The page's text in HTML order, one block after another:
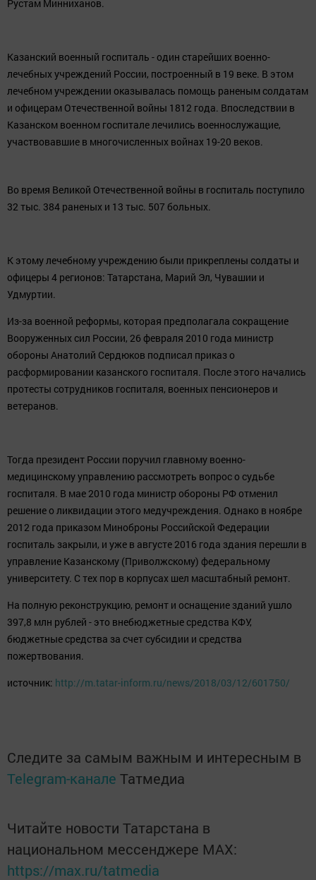
Рустам Минниханов.
Казанский военный госпиталь - один старейших военно-
лечебных учреждений России, построенный в 19 веке. В этом
лечебном учреждении оказывалась помощь раненым солдатам
и офицерам Отечественной войны 1812 года. Впоследствии в
Казанском военном госпитале лечились военнослужащие,
участвовавшие в многочисленных войнах 19-20 веков.
Во время Великой Отечественной войны в госпиталь поступило
32 тыс. 384 раненых и 13 тыс. 507 больных.
К этому лечебному учреждению были прикреплены солдаты и
офицеры 4 регионов: Татарстана, Марий Эл, Чувашии и
Удмуртии.
Из-за военной реформы, которая предполагала сокращение
Вооруженных сил России, 26 февраля 2010 года министр
обороны Анатолий Сердюков подписал приказ о
расформировании казанского госпиталя. После этого начались
протесты сотрудников госпиталя, военных пенсионеров и
ветеранов.
Тогда президент России поручил главному военно-
медицинскому управлению рассмотреть вопрос о судьбе
госпиталя. В мае 2010 года министр обороны РФ отменил
решение о ликвидации этого медучреждения. Однако в ноябре
2012 года приказом Миноброны Российской Федерации
госпиталь закрыли, и уже в августе 2016 года здания перешли в
управление Казанскому (Приволжскому) федеральному
университету. С тех пор в корпусах шел масштабный ремонт.
На полную реконструкцию, ремонт и оснащение зданий ушло
397,8 млн рублей - это внебюджетные средства КФУ,
бюджетные средства за счет субсидии и средства
пожертвования.
источник: http://m.tatar-inform.ru/news/2018/03/12/601750/
Следите за самым важным и интересным в
Telegram-канале Татмедиа
Читайте новости Татарстана в
национальном мессенджере MАХ:
https://max.ru/tatmedia